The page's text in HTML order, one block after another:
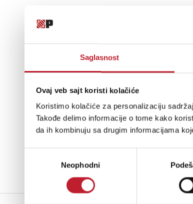
Saglasnost
Ovaj veb sajt koristi kolačiće
Koristimo kolačiće za personalizaciju
Takođe delimo informacije o tome kako
da ih kombinuju sa drugim informacijama
сагласностиNeophodni